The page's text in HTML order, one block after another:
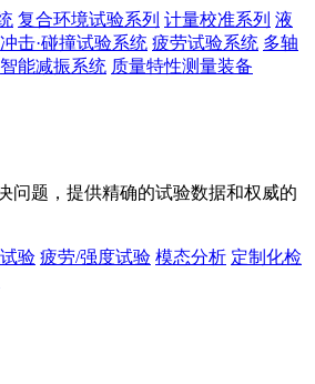
复合环境试验系列 计量校准系列 液
冲击·碰撞试验系统 疲劳试验系统 多轴
智能减振系统 质量特性测量装备
问题，提供精确的试验数据和权威的
验 疲劳/强度试验 模态分析 定制化检